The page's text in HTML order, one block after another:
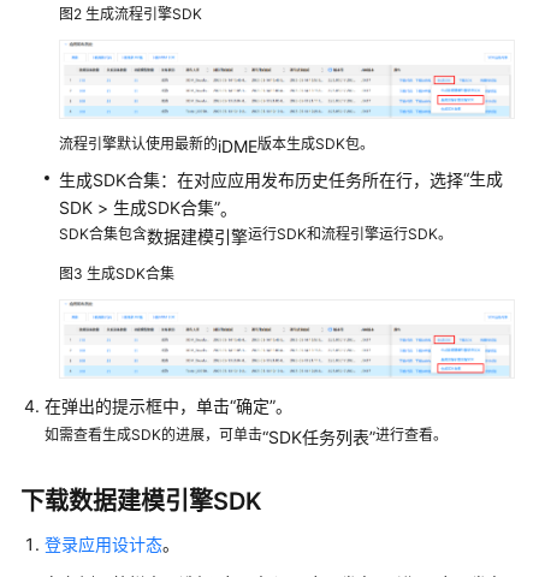
数
据
我
的
工
空
间
数
模
型
理
基
图2 生成流程引擎SDK
流程引擎默认使用最新的iDME版本生成SDK包。
生成SDK合集：在对应应用发布历史任务所在行，选择“生成
SDK > 生成SDK合集”。
SDK合集包含数据建模引擎运行SDK和流程引擎运行SDK。
图3 生成SDK合集
在弹出的提示框中，单击“确定”。
如需查看生成SDK的进展，可单击“SDK任务列表”进行查看。
下载数据建模引擎SDK
登录应用设计态。